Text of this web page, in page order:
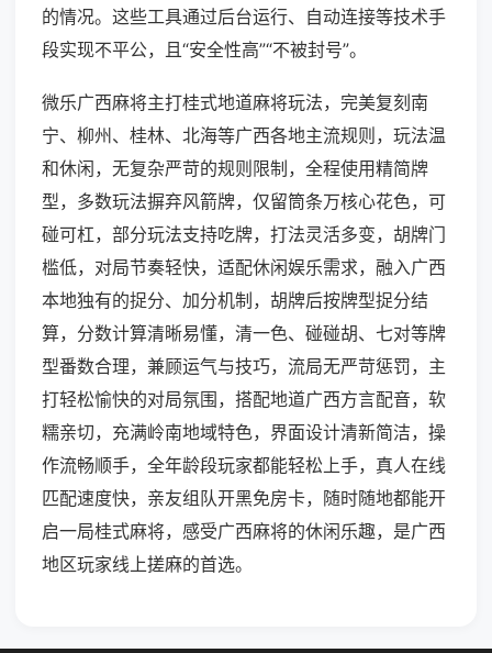
的情况。这些工具通过后台运行、自动连接等技术手
段实现不平公，且“安全性高”“不被封号”。
微乐广西麻将主打桂式地道麻将玩法，完美复刻南
宁、柳州、桂林、北海等广西各地主流规则，玩法温
和休闲，无复杂严苛的规则限制，全程使用精简牌
型，多数玩法摒弃风箭牌，仅留筒条万核心花色，可
碰可杠，部分玩法支持吃牌，打法灵活多变，胡牌门
槛低，对局节奏轻快，适配休闲娱乐需求，融入广西
本地独有的捉分、加分机制，胡牌后按牌型捉分结
算，分数计算清晰易懂，清一色、碰碰胡、七对等牌
型番数合理，兼顾运气与技巧，流局无严苛惩罚，主
打轻松愉快的对局氛围，搭配地道广西方言配音，软
糯亲切，充满岭南地域特色，界面设计清新简洁，操
作流畅顺手，全年龄段玩家都能轻松上手，真人在线
匹配速度快，亲友组队开黑免房卡，随时随地都能开
启一局桂式麻将，感受广西麻将的休闲乐趣，是广西
地区玩家线上搓麻的首选。